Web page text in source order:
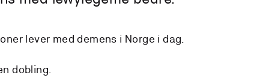
lever med demens i Norge i dag.
dobling.